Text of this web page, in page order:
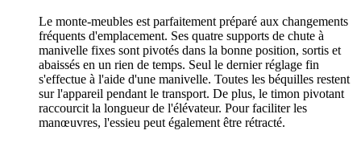
Le monte-meubles est parfaitement préparé aux changements
fréquents d'emplacement. Ses quatre supports de chute à
manivelle fixes sont pivotés dans la bonne position, sortis et
abaissés en un rien de temps. Seul le dernier réglage fin
s'effectue à l'aide d'une manivelle. Toutes les béquilles restent
sur l'appareil pendant le transport. De plus, le timon pivotant
raccourcit la longueur de l'élévateur. Pour faciliter les
manœuvres, l'essieu peut également être rétracté.